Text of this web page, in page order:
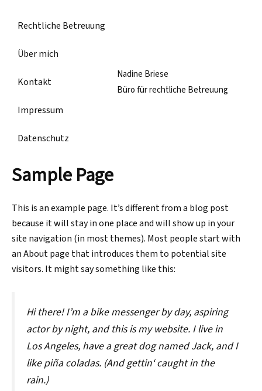
InhaltRechtliche Betreuung
Über mich
Kontakt
Impressum
Datenschutz
Nadine Briese
Büro für rechtliche Betreuung
Sample Page
This is an example page. It’s different from a blog post
because it will stay in one place and will show up in your
site navigation (in most themes). Most people start with
an About page that introduces them to potential site
visitors. It might say something like this:
Hi there! I’m a bike messenger by day, aspiring
actor by night, and this is my website. I live in
Los Angeles, have a great dog named Jack, and I
like piña coladas. (And gettin‘ caught in the
rain.)